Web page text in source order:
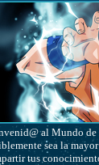
al Mundo de
sea la
tus